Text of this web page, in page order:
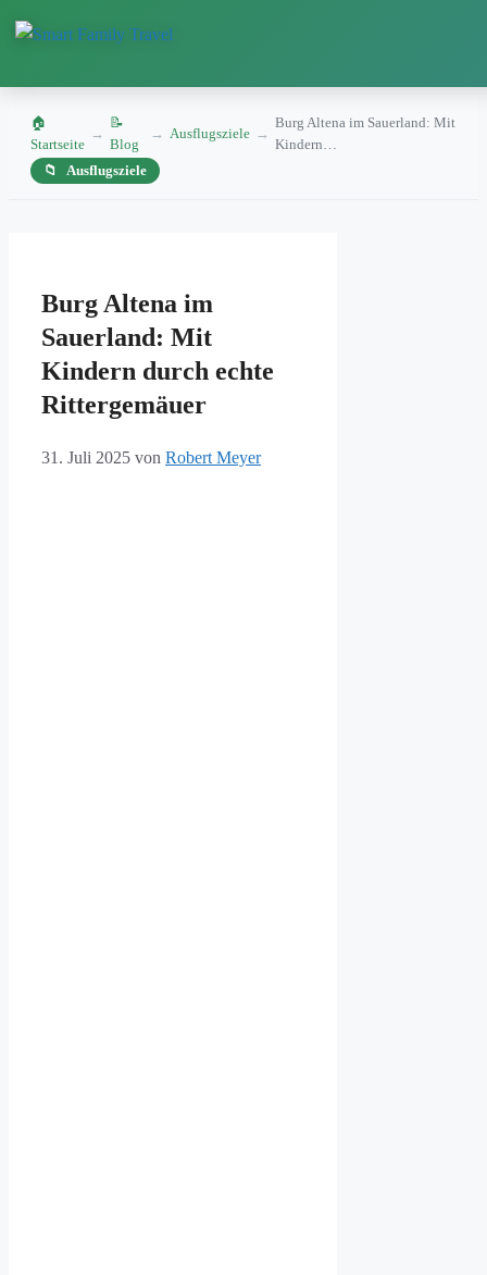
🏠
Startseite
→
📝
Blog
→ Ausflugsziele →
Burg Altena im Sauerland: Mit
Kindern…
Ausflugsziele
springenBurg Altena im
Sauerland: Mit
Kindern durch echte
Rittergemäuer
31. Juli 2025 von Robert Meyer